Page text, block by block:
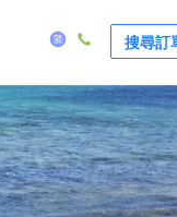
搜尋訂